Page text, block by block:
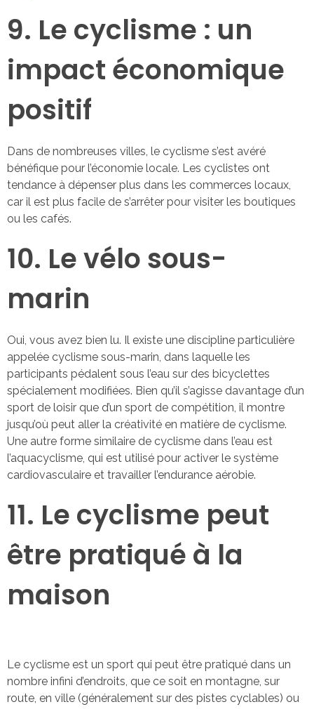
9. Le cyclisme : un
impact économique
positif
Dans de nombreuses villes, le cyclisme s’est avéré
bénéfique pour l’économie locale. Les cyclistes ont
tendance à dépenser plus dans les commerces locaux,
car il est plus facile de s’arrêter pour visiter les boutiques
ou les cafés.
10. Le vélo sous-
marin
Oui, vous avez bien lu. Il existe une discipline particulière
appelée cyclisme sous-marin, dans laquelle les
participants pédalent sous l’eau sur des bicyclettes
spécialement modifiées. Bien qu’il s’agisse davantage d’un
sport de loisir que d’un sport de compétition, il montre
jusqu’où peut aller la créativité en matière de cyclisme.
Une autre forme similaire de cyclisme dans l’eau est
l’aquacyclisme, qui est utilisé pour activer le système
cardiovasculaire et travailler l’endurance aérobie.
11. Le cyclisme peut
être pratiqué à la
maison
Le cyclisme est un sport qui peut être pratiqué dans un
nombre infini d’endroits, que ce soit en montagne, sur
route, en ville (généralement sur des pistes cyclables) ou